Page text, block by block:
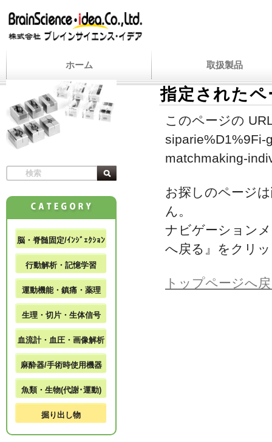
ホーム 取扱製品
指定された
このページの
siparie%D1%9Fi-
matchmaking-
お探しのページ
ん。
ナビゲーション
へ戻る』をクリ
トップページへ
脳・脊髄固定/ｲﾝｼﾞｪｸｼｮﾝ
行動解析・記憶学習
運動機能・鎮痛・薬理
生理・切片・生体信号
血流計・血圧・画像解析
麻酔器/手術時使用機器
魚類・生物(代謝･運動)
掘り出し物